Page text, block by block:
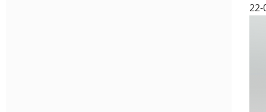
22-